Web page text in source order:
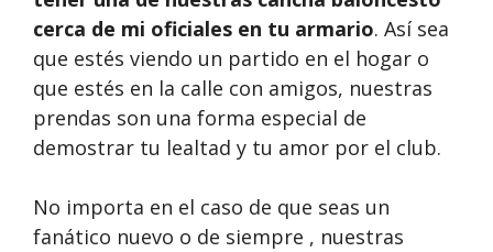
cerca de mi oficiales en tu armario. Así sea
que estés viendo un partido en el hogar o
que estés en la calle con amigos, nuestras
prendas son una forma especial de
demostrar tu lealtad y tu amor por el club.
No importa en el caso de que seas un
fanático nuevo o de siempre , nuestras